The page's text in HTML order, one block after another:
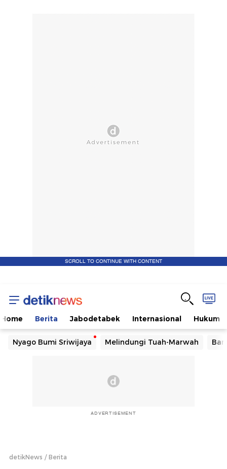
SCROLL TO CONTINUE WITH CONTENT
Home Berita Jabodetabek Internasional Hukum
Nyago Bumi Sriwijaya Melindungi Tuah-Marwah
ADVERTISEMENT
detikNews Berita